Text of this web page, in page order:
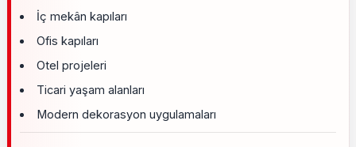
İç mekân kapıları
Ofis kapıları
Otel projeleri
Ticari yaşam alanları
Modern dekorasyon uygulamaları